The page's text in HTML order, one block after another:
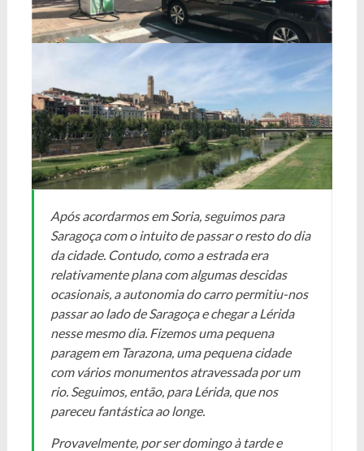
Após acordarmos em Soria, seguimos para
Saragoça com o intuito de passar o resto do dia
da cidade. Contudo, como a estrada era
relativamente plana com algumas descidas
ocasionais, a autonomia do carro permitiu-nos
passar ao lado de Saragoça e chegar a Lérida
nesse mesmo dia. Fizemos uma pequena
paragem em Tarazona, uma pequena cidade
com vários monumentos atravessada por um
rio. Seguimos, então, para Lérida, que nos
pareceu fantástica ao longe.
Provavelmente, por ser domingo à tarde e